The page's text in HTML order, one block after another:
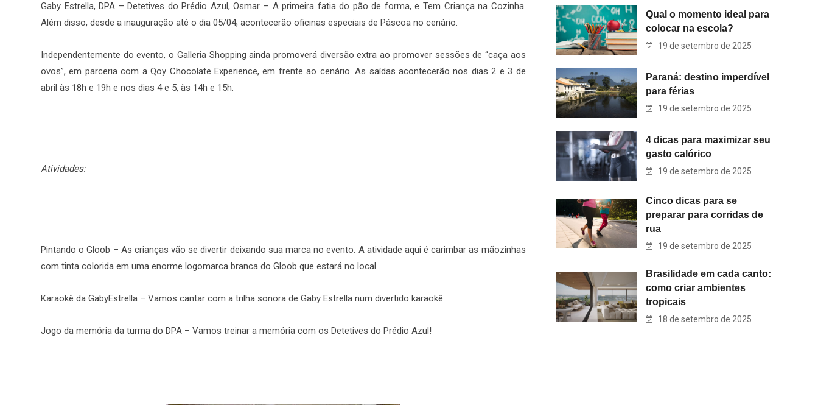
Gaby Estrella, DPA – Detetives do Prédio Azul, Osmar – A primeira fatia do pão de forma, e Tem Criança na Cozinha.
Além disso, desde a inauguração até o dia 05/04, acontecerão oficinas especiais de Páscoa no cenário.
Independentemente do evento, o Galleria Shopping ainda promoverá diversão extra ao promover sessões de “caça aos
ovos”, em parceria com a Qoy Chocolate Experience, em frente ao cenário. As saídas acontecerão nos dias 2 e 3 de
abril às 18h e 19h e nos dias 4 e 5, às 14h e 15h.
Atividades:
Pintando o Gloob – As crianças vão se divertir deixando sua marca no evento. A atividade aqui é carimbar as mãozinhas
com tinta colorida em uma enorme logomarca branca do Gloob que estará no local.
Karaokê da GabyEstrella – Vamos cantar com a trilha sonora de Gaby Estrella num divertido karaokê.
Jogo da memória da turma do DPA – Vamos treinar a memória com os Detetives do Prédio Azul!
Qual o momento ideal para
colocar na escola?
19 de setembro de 2025
Paraná: destino imperdível
para férias
19 de setembro de 2025
4 dicas para maximizar seu
gasto calórico
19 de setembro de 2025
Cinco dicas para se
preparar para corridas de
rua
19 de setembro de 2025
Brasilidade em cada canto:
como criar ambientes
tropicais
18 de setembro de 2025